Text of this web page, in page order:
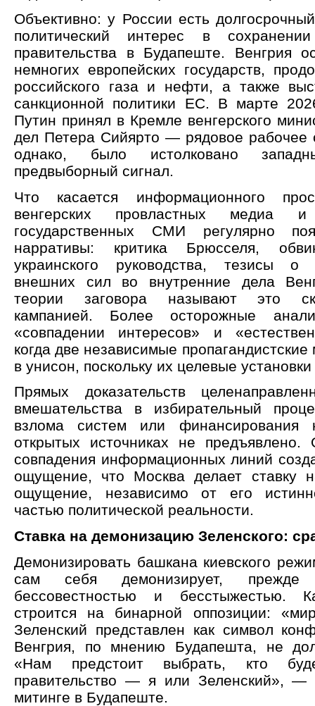
Объективно: у России есть
политический интерес в сохранении
правительства в Будапеште. Венгрия
немногих европейских государств,
российского газа и нефти, а также
санкционной политики ЕС. В марте
Путин принял в Кремле венгерского
дел Петера Сийярто — рядовое рабочее
однако, было истолковано
предвыборный сигнал.
Что касается информационного
венгерских провластных медиа
государственных СМИ регулярно
нарративы: критика Брюсселя,
украинского руководства, тезисы о
внешних сил во внутренние дела
теории заговора называют это
кампанией. Более осторожные
«совпадении интересов» и
когда две независимые
в унисон, поскольку их целевые
Прямых доказательств
вмешательства в избирательный
взлома систем или
открытых источниках не
совпадения информационных линий
ощущение, что Москва делает ставку
ощущение, независимо от его
частью политической реальности.
Ставка на демонизацию Зеленского:
Демонизировать башкана киевского
сам себя демонизирует, прежде
бессовестностью и бесстыжестью.
строится на бинарной оппозиции:
Зеленский представлен как символ
Венгрия, по мнению Будапешта, не
«Нам предстоит выбрать, кто
правительство — я или Зеленский», —
митинге в Будапеште.